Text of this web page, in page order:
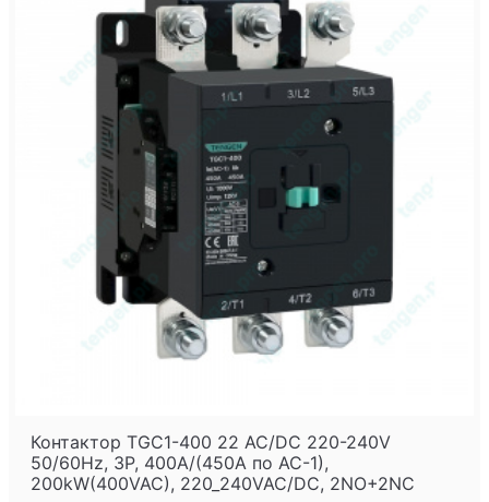
Контактор TGC1-400 22 AC/DC 220-240V
50/60Hz, 3P, 400A/(450A по AC-1),
200kW(400VAC), 220_240VAC/DC, 2NO+2NC